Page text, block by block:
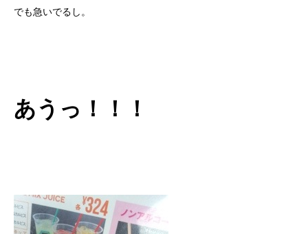
でも急いでるし。
あうっ！！！